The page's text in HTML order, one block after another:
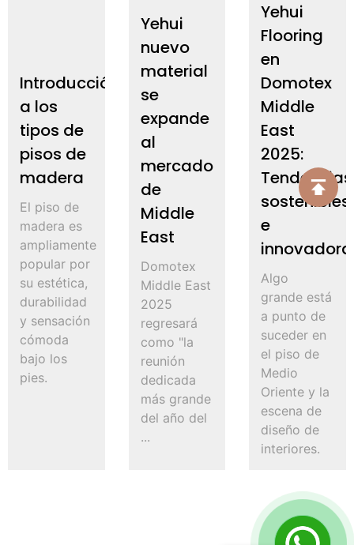
Introducción
a los
tipos de
pisos de
madera
El piso de
madera es
ampliamente
popular por
su estética,
durabilidad
y sensación
cómoda
bajo los
pies.
Yehui
nuevo
material
se
expande
al
mercado
de
Middle
East
Domotex
Middle East
2025
regresará
como "la
reunión
dedicada
más grande
del año del
...
Yehui
Flooring
en
Domotex
Middle
East
2025:
Tendencias
sostenibles
e
Algo
grande está
a punto de
suceder en
el piso de
Medio
Oriente y la
escena de
diseño de
interiores.